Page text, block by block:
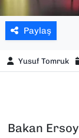
Paylaş
Yusuf Tomruk
Bakan